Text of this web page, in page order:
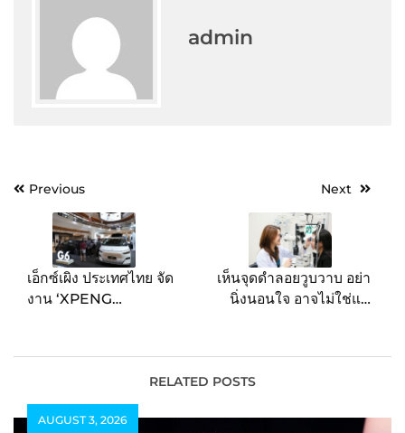
admin
PostPrevious
เอ็กซ์เผิง ประเทศไทย จัด
งาน ‘XPENG
MOBILITY ผ่านยานยนต์
ไฟฟ้าอัจฉริยะ รุ่น G6 และ
X9 อย่างใกล้ชิด พร้อมข้อ
เสนอสุดพิเศษแห่งปี
Next
เห็นจุดดำลอยวูบวาบ อย่า
นิ่งนอนใจ อาจไม่ใช่แค่
เงียบของคนวัย 50+ เสี่ยง
จอตาฉีกขาดหลุดลอก
RELATED POSTS
AUGUST 3, 2026